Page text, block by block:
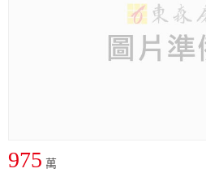
975 萬